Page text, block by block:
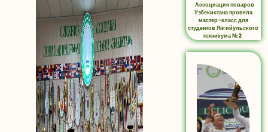
Ассоциация поваров
Узбекистана провела
мастер-класс для
студентов Янгийульского
техникума №2